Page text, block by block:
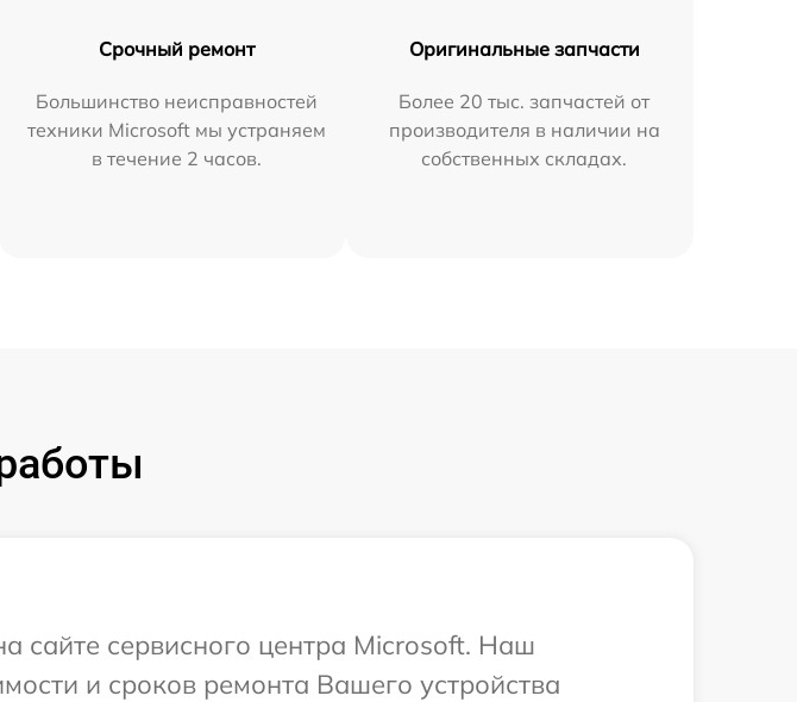
Срочный ремонт
Большинство неисправностей
техники Microsoft мы устраняем
в течение 2 часов.
Оригинальные запчасти
Более 20 тыс. запчастей от
производителя в наличии на
собственных складах.
сайте сервисного центра Microsoft. Наш
и сроков ремонта Вашего устройства